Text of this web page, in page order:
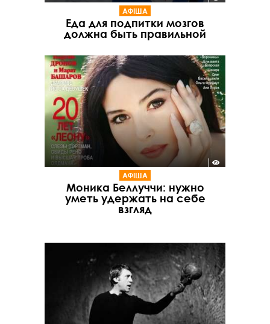
АФІША
Еда для подпитки мозгов
должна быть правильной
АФІША
Моника Беллуччи: нужно
уметь удержать на себе
взгляд